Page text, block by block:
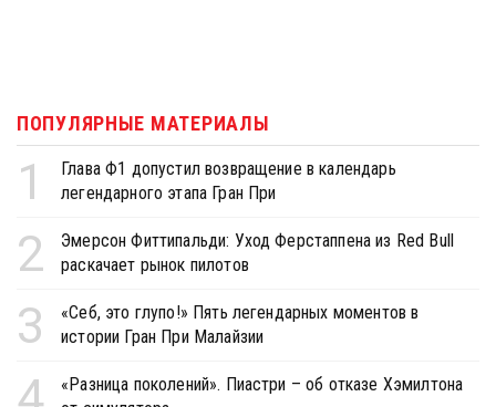
ПОПУЛЯРНЫЕ МАТЕРИАЛЫ
1
Глава Ф1 допустил возвращение в календарь
легендарного этапа Гран При
2
Эмерсон Фиттипальди: Уход Ферстаппена из Red Bull
раскачает рынок пилотов
3
«Себ, это глупо!» Пять легендарных моментов в
истории Гран При Малайзии
«Разница поколений». Пиастри – об отказе Хэмилтона